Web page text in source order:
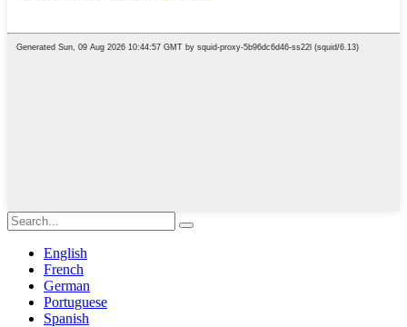
English
French
German
Portuguese
Spanish